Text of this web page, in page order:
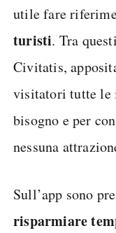
utile fare
turisti. Tra
Civitatis,
visitatori tutte le
bisogno e per
nessuna
Sull’app sono
risparmiare